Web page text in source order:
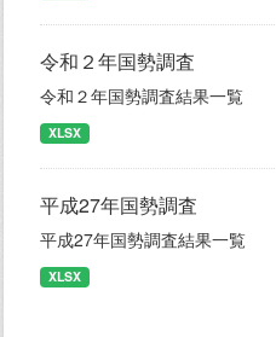
令和２年国勢調査
令和２年国勢調査結果一覧
XLSX
平成27年国勢調査
平成27年国勢調査結果一覧
XLSX